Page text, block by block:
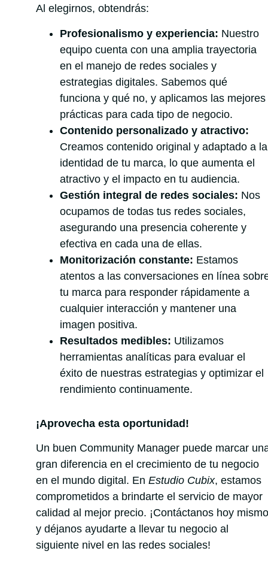
Al elegirnos, obtendrás:
Profesionalismo y experiencia: Nuestro
equipo cuenta con una amplia trayectoria
en el manejo de redes sociales y
estrategias digitales. Sabemos qué
funciona y qué no, y aplicamos las mejores
prácticas para cada tipo de negocio.
Contenido personalizado y atractivo:
Creamos contenido original y adaptado a la
identidad de tu marca, lo que aumenta el
atractivo y el impacto en tu audiencia.
Gestión integral de redes sociales: Nos
ocupamos de todas tus redes sociales,
asegurando una presencia coherente y
efectiva en cada una de ellas.
Monitorización constante: Estamos
atentos a las conversaciones en línea
tu marca para responder rápidamente a
cualquier interacción y mantener una
imagen positiva.
Resultados medibles: Utilizamos
herramientas analíticas para evaluar el
éxito de nuestras estrategias y optimizar el
rendimiento continuamente.
¡Aprovecha esta oportunidad!
Un buen Community Manager puede marcar
gran diferencia en el crecimiento de tu negocio
en el mundo digital. En Estudio Cubix, estamos
comprometidos a brindarte el servicio de mayor
calidad al mejor precio. ¡Contáctanos hoy mismo
y déjanos ayudarte a llevar tu negocio al
siguiente nivel en las redes sociales!